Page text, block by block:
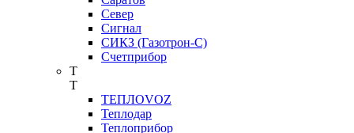
Север
Сигнал
СИКЗ (Газотрон-С)
Счетприбор
Т
Т
ТЕПЛОVOZ
Теплодар
Теплоприбор